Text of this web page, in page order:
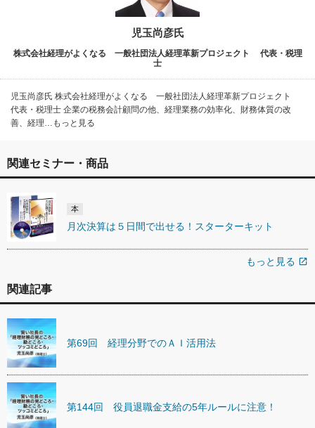
児玉尚彦氏
株式会社経理がよくなる 一般社団法人経理革新プロジェクト 代表・税理
士
児玉尚彦氏 株式会社経理がよくなる 一般社団法人経理革新プロジェクト
代表・税理士 企業の税務会計顧問の他、経理業務の効率化、財務体質の改
善、経理…もっと見る
関連セミナー・商品
本
月次決算は５日間で出せる！スターターキット
もっと見る open_in_new
関連記事
第69回 経理分野でのＡＩ活用法
第144回 役員退職金支給の5年ルールに注意！